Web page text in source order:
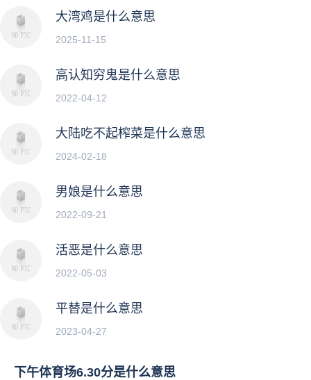
大湾鸡是什么意思
2025-11-15
高认知穷鬼是什么意思
2022-04-12
大陆吃不起榨菜是什么意思
2024-02-18
男娘是什么意思
2022-09-21
活恶是什么意思
2022-05-03
平替是什么意思
2023-04-27
下午体育场6.30分是什么意思